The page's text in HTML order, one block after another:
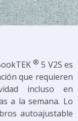
® 5 V2S es
que requieren
incluso en
a la semana. Lo
autoajustable